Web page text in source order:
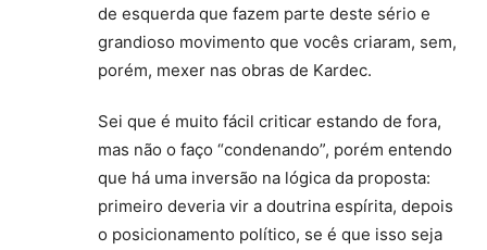
de esquerda que fazem parte deste sério e
grandioso movimento que vocês criaram, sem,
porém, mexer nas obras de Kardec.
Sei que é muito fácil criticar estando de fora,
mas não o faço “condenando”, porém entendo
que há uma inversão na lógica da proposta:
primeiro deveria vir a doutrina espírita, depois
o posicionamento político, se é que isso seja